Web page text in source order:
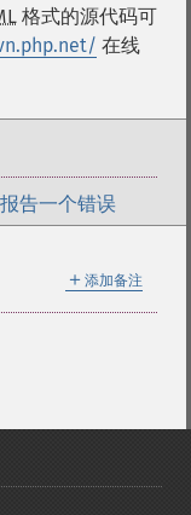
格式的源代码可
在线
报告一个错误
＋ 添加备注